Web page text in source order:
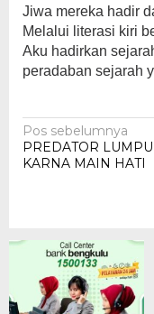
Jiwa mereka hadir
Melalui literasi kiri
Aku hadirkan
peradaban sejarah
Navigasi
pos
Pos sebelumnya
PREDATOR
KARNA MAIN HATI